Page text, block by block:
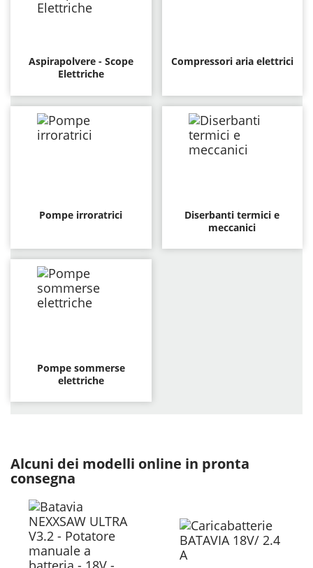
Aspirapolvere - Scope
Elettriche
Compressori aria elettrici
Pompe irroratrici
Diserbanti termici e
meccanici
Pompe sommerse
elettriche
Alcuni dei modelli online in pronta
consegna